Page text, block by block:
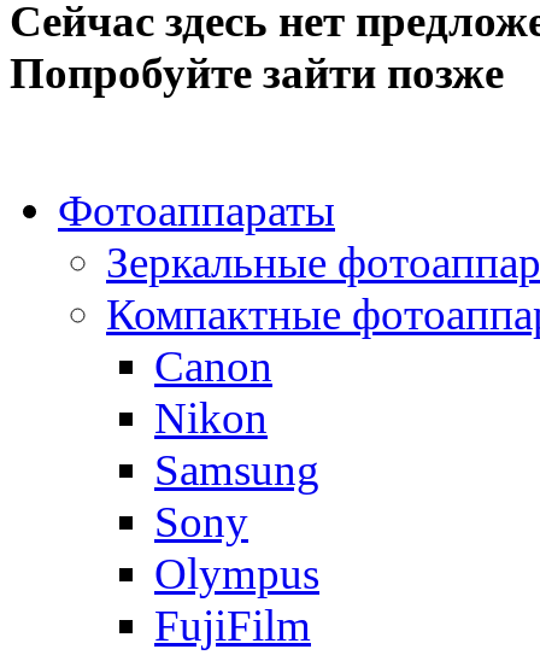
Сейчас здесь нет
Попробуйте зайти позже
Фотоаппараты
Зеркальные
Компактные
Canon
Nikon
Samsung
Sony
Olympus
FujiFilm